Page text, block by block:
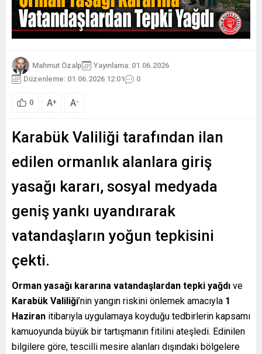
Mahmut Özalp
Yayınlama: 01.06.2026
Düzenleme: 01.06.2026 12:01
0
0 A+ A-
Karabük Valiliği tarafından ilan
edilen ormanlık alanlara giriş
yasağı kararı, sosyal medyada
geniş yankı uyandırarak
vatandaşların yoğun tepkisini
çekti.
Orman yasağı kararına vatandaşlardan tepki yağdı ve
Karabük Valiliği’nin yangın riskini önlemek amacıyla 1
Haziran itibarıyla uygulamaya koyduğu tedbirlerin kapsamı
kamuoyunda büyük bir tartışmanın fitilini ateşledi. Edinilen
bilgilere göre, tescilli mesire alanları dışındaki bölgelere